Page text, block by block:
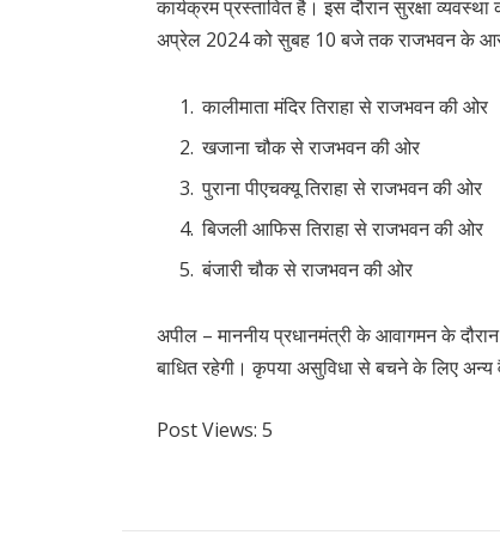
कार्यक्रम प्रस्तावित है। इस दौरान सुरक्षा
अप्रेल 2024 को सुबह 10 बजे तक राजभवन के
कालीमाता मंदिर तिराहा से राजभवन की ओर
खजाना चौक से राजभवन की ओर
पुराना पीएचक्यू तिराहा से राजभवन की ओर
बिजली आफिस तिराहा से राजभवन की ओर
⁠बंजारी चौक से राजभवन की ओर
अपील – माननीय प्रधानमंत्री के आवागमन के दौरान
बाधित रहेगी। कृपया असुविधा से बचने के लिए
Post Views: 5